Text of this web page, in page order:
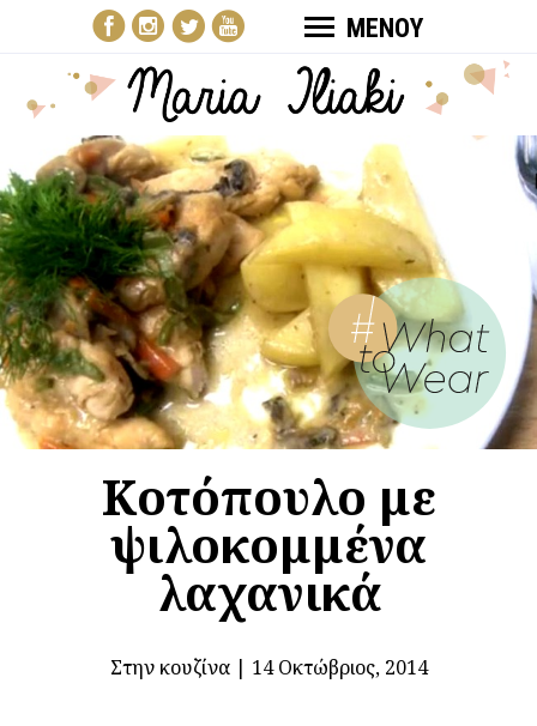
ΜΕΝΟΥ
Κοτόπουλο με
ψιλοκομμένα
λαχανικά
Στην κουζίνα| 14 Οκτώβριος, 2014